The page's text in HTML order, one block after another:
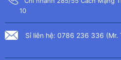
10
Sỉ liên hệ: 0786 236 336 (Mr.